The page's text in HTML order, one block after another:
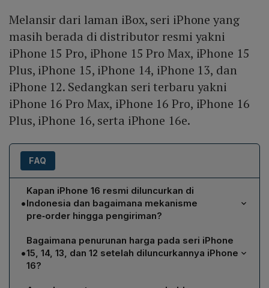
Melansir dari laman iBox, seri iPhone yang
masih berada di distributor resmi yakni
iPhone 15 Pro, iPhone 15 Pro Max, iPhone 15
Plus, iPhone 15, iPhone 14, iPhone 13, dan
iPhone 12. Sedangkan seri terbaru yakni
iPhone 16 Pro Max, iPhone 16 Pro, iPhone 16
Plus, iPhone 16, serta iPhone 16e.
FAQ
•
Kapan iPhone 16 resmi diluncurkan di
Indonesia dan bagaimana mekanisme
pre‑order hingga pengiriman?
iPhone 16 mulai dapat dipesan secara resmi sejak 28
Maret 2024 melalui pre‑order. Pengiriman produk baru
dijadwalkan dimulai pada 11 April 2024, hari yang sama
•
Bagaimana penurunan harga pada seri iPhone
15, 14, 13, dan 12 setelah diluncurkannya iPhone
16?
Setelah peluncuran iPhone 16, harga iPhone 15 turun